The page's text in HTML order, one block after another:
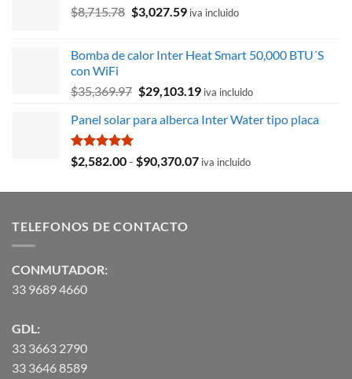
$8,715.78 El
era:
$3,027.59El
es:
iva incluido
Bomba de calor Inter Heat Smart 50,000 BTU´S
con WiFi
$35,369.97 El
original
$35,369.97.
$29,103.19El
actual
$29,103.19.
iva incluido
Panel solar para alberca Inter Water tipo placa
Valorado
con
$2,582.00- $90,370.07Rango
precios:
iva incluido
TELEFONOS DE CONTACTO
CONMUTADOR:
33 9689 4660
GDL:
33 3663 2790
33 3646 8589